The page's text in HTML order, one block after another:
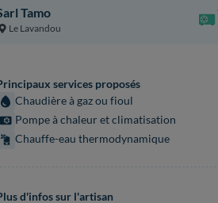
Tamo
Le Lavandou
services proposés
Chaudière à gaz ou fioul
Pompe à chaleur et climatisation
Chauffe-eau thermodynamique
d'infos sur l'artisan